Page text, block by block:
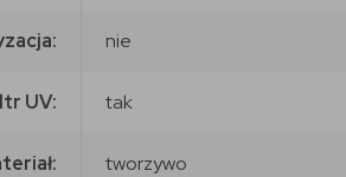
nie
UV: tak
tworzywo